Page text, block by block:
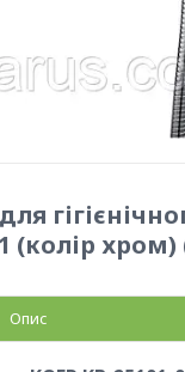
(колір хром)
Опис